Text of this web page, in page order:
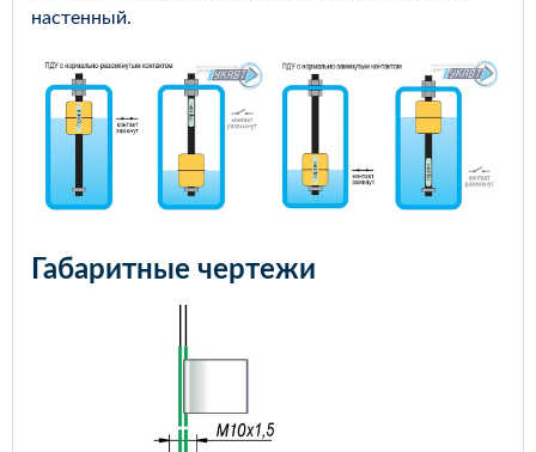
настенный.
Габаритные чертежи